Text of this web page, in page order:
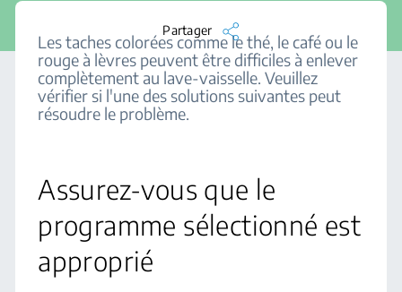
Partager
Les taches colorées comme le thé, le café ou le
rouge à lèvres peuvent être difficiles à enlever
complètement au lave-vaisselle. Veuillez
vérifier si l'une des solutions suivantes peut
résoudre le problème.
Assurez-vous que le
programme sélectionné est
approprié